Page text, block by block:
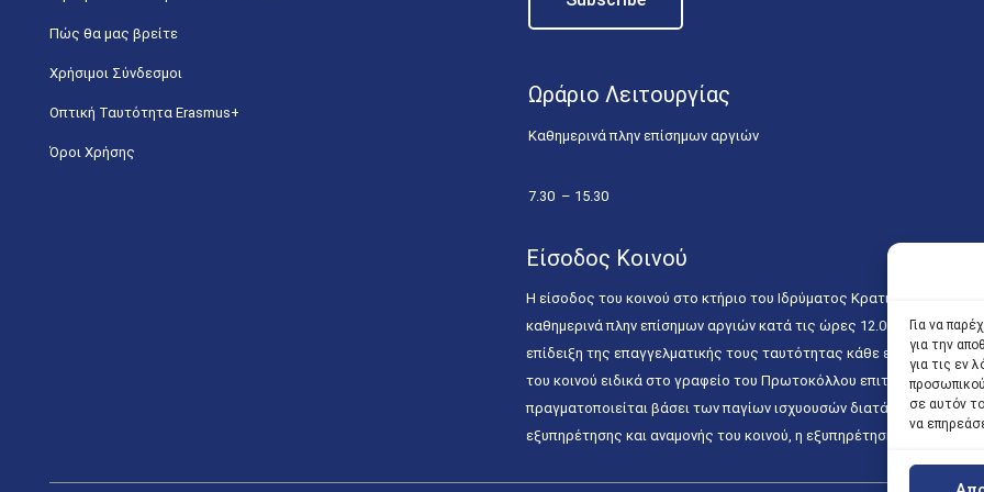
Για να
για την
για τις εν
σε αυτόν
να
Πώς θα μας βρείτε
Χρήσιμοι Σύνδεσμοι
Οπτική Ταυτότητα Erasmus+
Όροι Χρήσης
Ωράριο Λειτουργίας
Καθημερινά πλην επίσημων αργιών
7.30 – 15.30
Είσοδος Κοινού
Η είσοδος του κοινού στο κτήριο του Ιδρύματος Κρατικών
καθημερινά πλην επίσημων αργιών κατά τις ώρες 12.00 – 15.00. Η
επίδειξη της επαγγελματικής τους ταυτότητας κάθε εργάσιμη
του κοινού ειδικά στο γραφείο του Πρωτοκόλλου επιτρέπεται
πραγματοποιείται βάσει των παγίων ισχυουσών διατάξεων. Για
εξυπηρέτησης και αναμονής του κοινού, η εξυπηρέτησή του